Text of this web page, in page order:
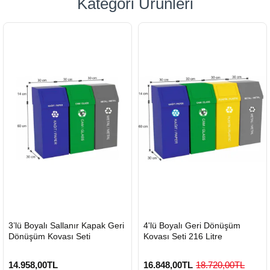
Kategori Ürünleri
HIZLI
GÖNDERİ
3’lü Boyalı Sallanır Kapak Geri
Dönüşüm Kovası Seti
14.958,00TL
HIZLI
GÖNDERİ
4'lü Boyalı Geri Dönüşüm
Kovası Seti 216 Litre
16.848,00TL 18.720,00TL